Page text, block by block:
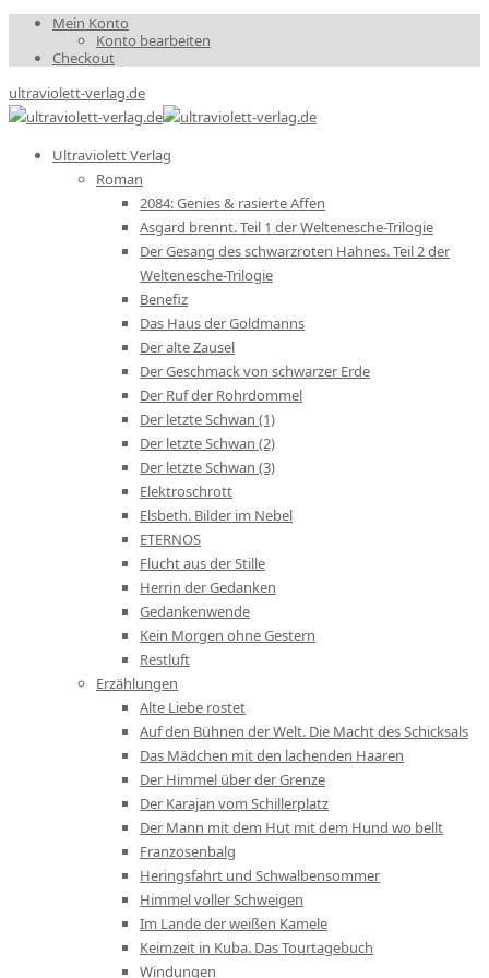
Mein Konto
Konto bearbeiten
Checkout
ultraviolett-verlag.de
Ultraviolett Verlag
Roman
2084: Genies & rasierte Affen
Asgard brennt. Teil 1 der Weltenesche-Trilogie
Der Gesang des schwarzroten Hahnes. Teil 2 der
Weltenesche-Trilogie
Benefiz
Das Haus der Goldmanns
Der alte Zausel
Der Geschmack von schwarzer Erde
Der Ruf der Rohrdommel
Der letzte Schwan (1)
Der letzte Schwan (2)
Der letzte Schwan (3)
Elektroschrott
Elsbeth. Bilder im Nebel
ETERNOS
Flucht aus der Stille
Herrin der Gedanken
Gedankenwende
Kein Morgen ohne Gestern
Restluft
Erzählungen
Alte Liebe rostet
Auf den Bühnen der Welt. Die Macht des Schicksals
Das Mädchen mit den lachenden Haaren
Der Himmel über der Grenze
Der Karajan vom Schillerplatz
Der Mann mit dem Hut mit dem Hund wo bellt
Franzosenbalg
Heringsfahrt und Schwalbensommer
Himmel voller Schweigen
Im Lande der weißen Kamele
Keimzeit in Kuba. Das Tourtagebuch
Windungen